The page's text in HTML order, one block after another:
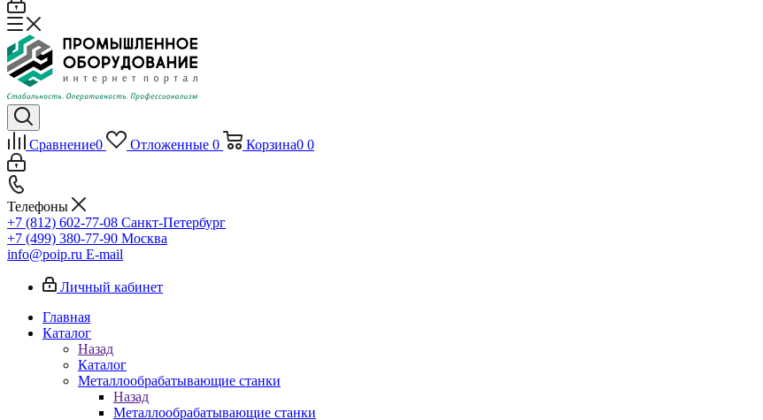
Сравнение0 Отложенные 0 Корзина0 0
Телефоны
+7 (812) 602-77-08 Санкт-Петербург
+7 (499) 380-77-90 Москва
info@poip.ru E-mail
Личный кабинет
Главная
Каталог
Назад
Каталог
Металлообрабатывающие станки
Назад
Металлообрабатывающие станки